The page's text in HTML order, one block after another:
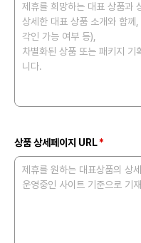
제휴를 희망하는 대표 상품과
상세한 대표 상품 소개와 함께
각인 가능 여부 등),
차별화된 상품 또는 패키지 기
니다.
상품 상세 페이지 URL
제휴를 원하는 대표상품의 상
운영중인 사이트 기준으로 기